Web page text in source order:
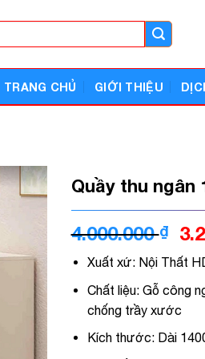
TRANG CHỦ GIỚI THIỆU
Quầy thu ngân
4.000.000₫
là:
Xuất xứ: Nội Thất
Chất liệu: Gỗ công
chống trầy xước
Kích thước: Dài